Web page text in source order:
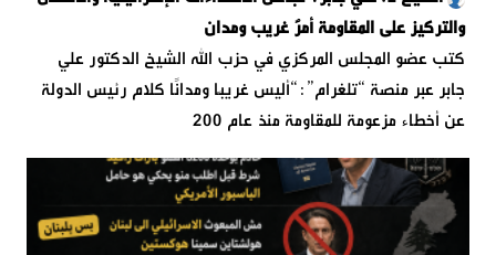
والتركيز على المقاومة أمرٌ غريب ومدان
كتب عضو المجلس المركزي في حزب الله الشيخ الدكتور علي
جابر عبر منصة “تلغرام”:“أليس غريبًا ومدانًا كلام رئيس الدولة
عن أخطاء مزعومة للمقاومة منذ عام 200